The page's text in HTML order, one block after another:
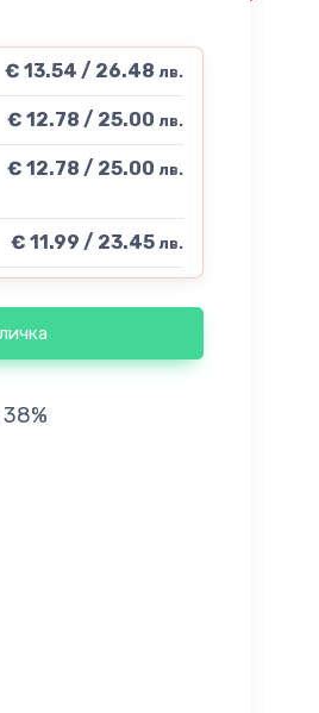
€ 13.54 / 26.48 лв.
€ 12.78 / 25.00 лв.
€ 12.78 / 25.00 лв.
€ 11.99 / 23.45 лв.
38%